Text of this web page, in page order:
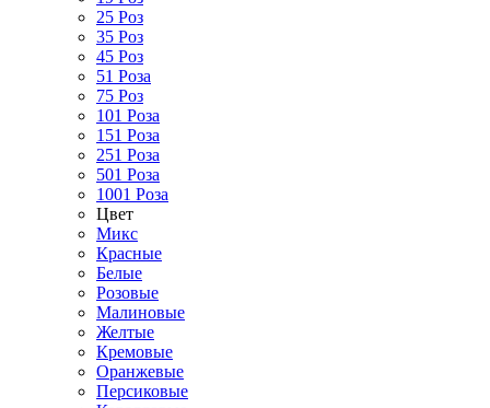
25 Роз
35 Роз
45 Роз
51 Роза
75 Роз
101 Роза
151 Роза
251 Роза
501 Роза
1001 Роза
Цвет
Микс
Красные
Белые
Розовые
Малиновые
Желтые
Кремовые
Оранжевые
Персиковые